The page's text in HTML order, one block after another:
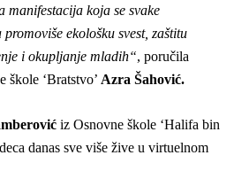
manifestacija koja se svake
ekološku svest, zaštitu
i okupljanje mladih“, poručila
škole ‘Bratstvo’ Azra Šahović.
iz Osnovne škole ‘Halifa bin
danas sve više žive u virtuelnom